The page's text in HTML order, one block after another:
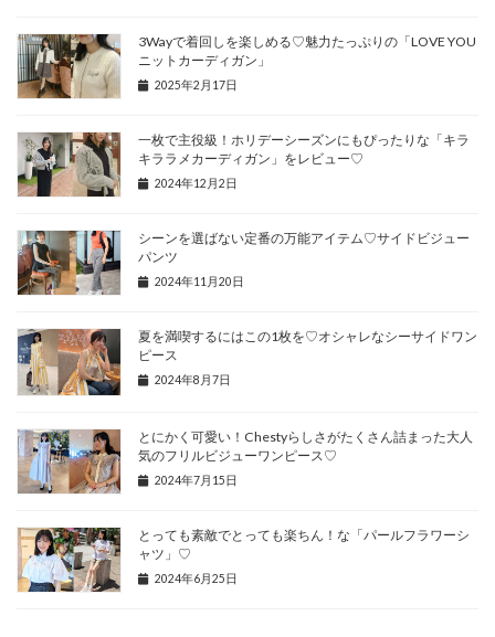
3Wayで着回しを楽しめる♡魅力たっぷりの「LOVE YOU
ニットカーディガン」
2025年2月17日
一枚で主役級！ホリデーシーズンにもぴったりな「キラ
キララメカーディガン」をレビュー♡
2024年12月2日
シーンを選ばない定番の万能アイテム♡サイドビジュー
パンツ
2024年11月20日
夏を満喫するにはこの1枚を♡オシャレなシーサイドワン
ピース
2024年8月7日
とにかく可愛い！Chestyらしさがたくさん詰まった大人
気のフリルビジューワンピース♡
2024年7月15日
とっても素敵でとっても楽ちん！な「パールフラワーシ
ャツ」♡
2024年6月25日